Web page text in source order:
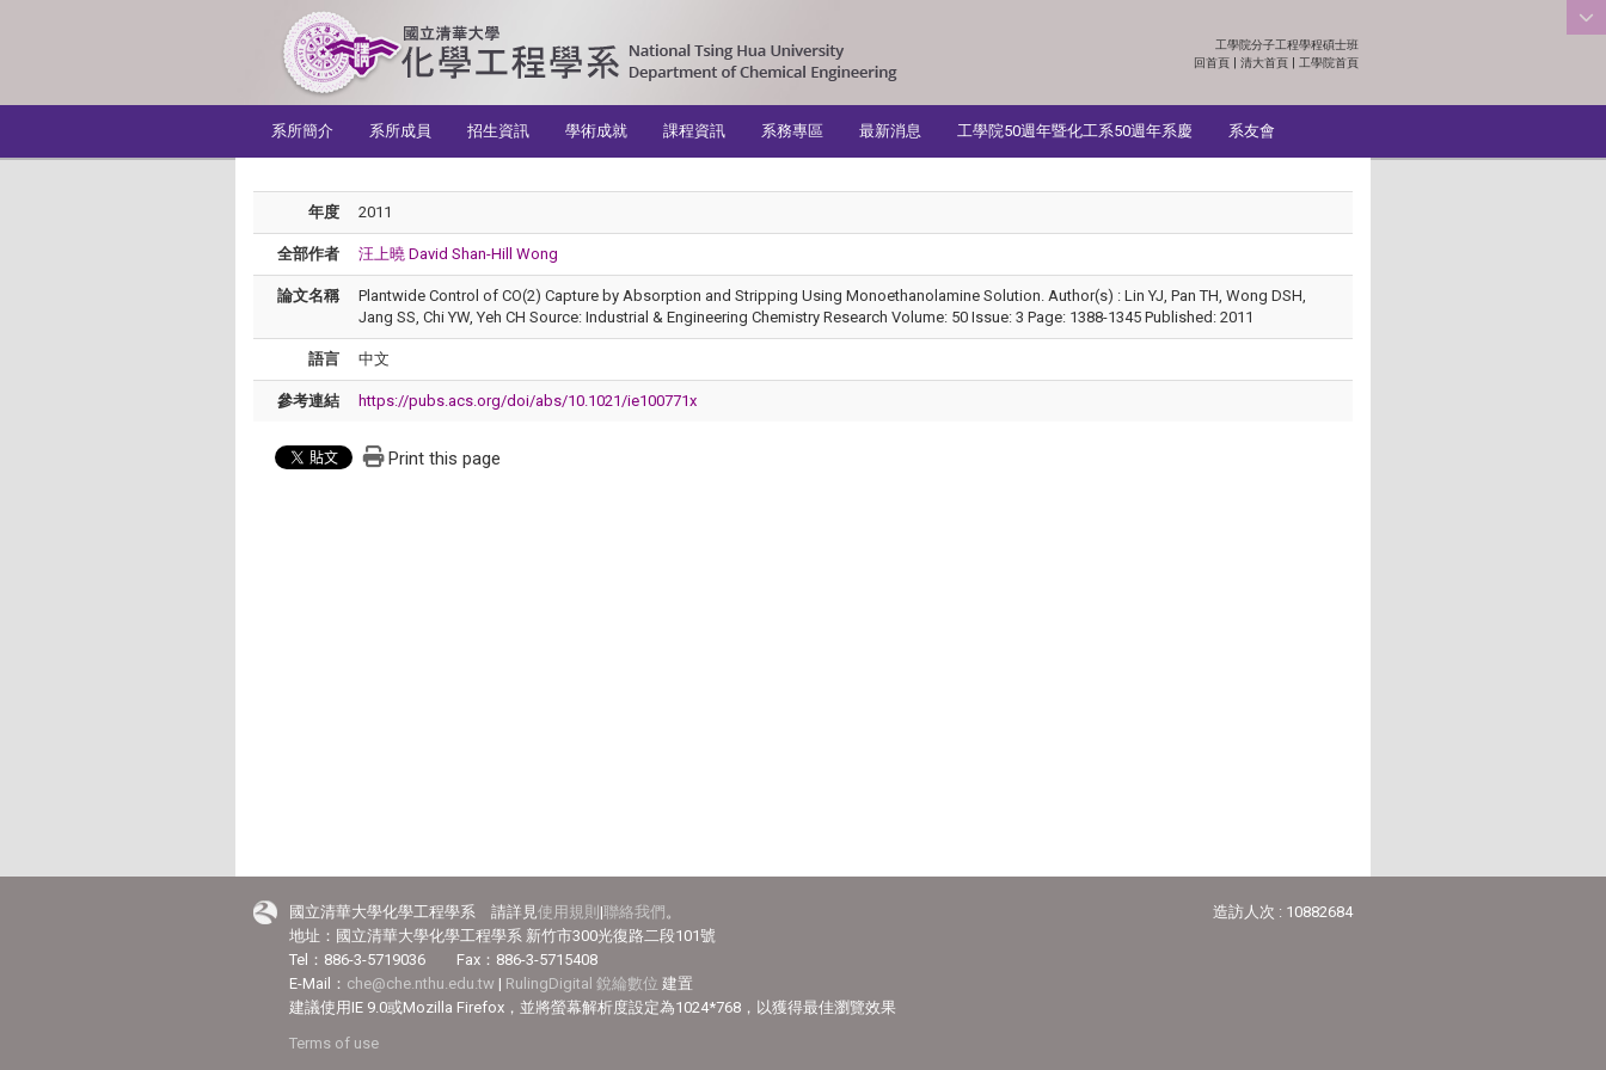
:::
工學院分子工程學程碩士班
回首頁 | 清大首頁 | 工學院首頁
系所簡介
系所成員 招生資訊 學術成就 課程資訊 系務專區 最新消息 工學院50週年暨化工系50週年系慶 系友會
年度 2011
全部作者 汪上曉 David Shan-Hill Wong
論文名稱
Plantwide Control of CO(2) Capture by Absorption and Stripping Using Monoethanolamine Solution. Author(s) : Lin YJ, Pan TH, Wong DSH,
Jang SS, Chi YW, Yeh CH Source: Industrial & Engineering Chemistry Research Volume: 50 Issue: 3 Page: 1388-1345 Published: 2011
語言 中文
參考連結 https://pubs.acs.org/doi/abs/10.1021/ie100771x
Print this page
國立清華大學化學工程學系 請詳見 使用規則|聯絡我們 。
地址：國立清華大學化學工程學系 新竹市300光復路二段101號
Tel：886-3-5719036 Fax：886-3-5715408
E-Mail： che@che.nthu.edu.tw | RulingDigital 銳綸數位 建置
建議使用IE 9.0或Mozilla Firefox，並將螢幕解析度設定為1024*768，以獲得最佳瀏覽效果
Terms of use
造訪人次 : 10882684